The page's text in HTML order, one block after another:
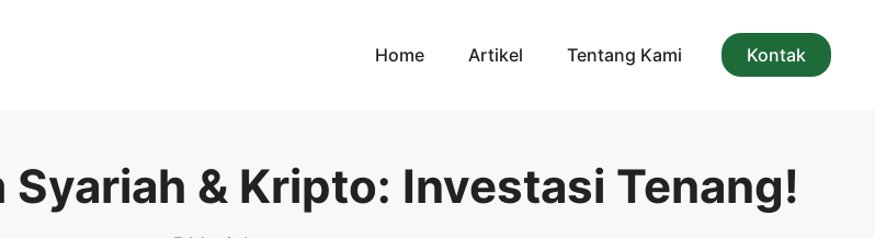
Home Artikel Tentang Kami Kontak
& Kripto: Investasi Tenang!